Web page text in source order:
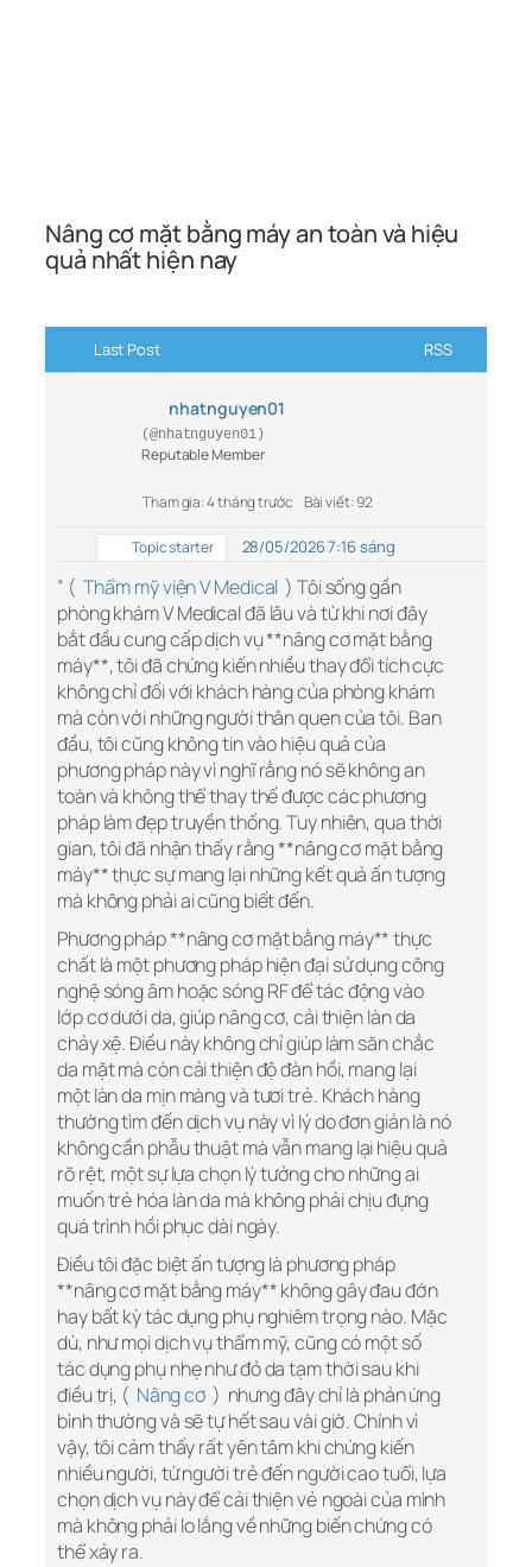
Nâng cơ mặt bằng máy an toàn và hiệu
quả nhất hiện nay
Last Post RSS
nhatnguyen01
(@nhatnguyen01)
Reputable Member
Tham gia: 4 tháng trước Bài viết: 92
Topic starter 28/05/2026 7:16 sáng
” ( Thẩm mỹ viện V Medical ) Tôi sống gần
phòng khám V Medical đã lâu và từ khi nơi đây
bắt đầu cung cấp dịch vụ **nâng cơ mặt bằng
máy**, tôi đã chứng kiến nhiều thay đổi tích cực
không chỉ đối với khách hàng của phòng khám
mà còn với những người thân quen của tôi. Ban
đầu, tôi cũng không tin vào hiệu quả của
phương pháp này vì nghĩ rằng nó sẽ không an
toàn và không thể thay thế được các phương
pháp làm đẹp truyền thống. Tuy nhiên, qua thời
gian, tôi đã nhận thấy rằng **nâng cơ mặt bằng
máy** thực sự mang lại những kết quả ấn tượng
mà không phải ai cũng biết đến.
Phương pháp **nâng cơ mặt bằng máy** thực
chất là một phương pháp hiện đại sử dụng công
nghệ sóng âm hoặc sóng RF để tác động vào
lớp cơ dưới da, giúp nâng cơ, cải thiện làn da
chảy xệ. Điều này không chỉ giúp làm săn chắc
da mặt mà còn cải thiện độ đàn hồi, mang lại
một làn da mịn màng và tươi trẻ. Khách hàng
thường tìm đến dịch vụ này vì lý do đơn giản là nó
không cần phẫu thuật mà vẫn mang lại hiệu quả
rõ rệt, một sự lựa chọn lý tưởng cho những ai
muốn trẻ hóa làn da mà không phải chịu đựng
quá trình hồi phục dài ngày.
Điều tôi đặc biệt ấn tượng là phương pháp
**nâng cơ mặt bằng máy** không gây đau đớn
hay bất kỳ tác dụng phụ nghiêm trọng nào. Mặc
dù, như mọi dịch vụ thẩm mỹ, cũng có một số
tác dụng phụ nhẹ như đỏ da tạm thời sau khi
điều trị, ( Nâng cơ ) nhưng đây chỉ là phản ứng
bình thường và sẽ tự hết sau vài giờ. Chính vì
vậy, tôi cảm thấy rất yên tâm khi chứng kiến
nhiều người, từ người trẻ đến người cao tuổi, lựa
chọn dịch vụ này để cải thiện vẻ ngoài của mình
mà không phải lo lắng về những biến chứng có
thể xảy ra.